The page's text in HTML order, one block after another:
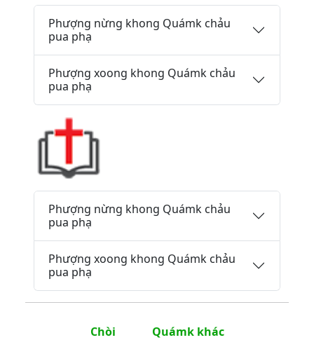
Phượng nừng khong Quámk chảu
pua phạ
Phượng xoong khong Quámk chảu
pua phạ
Phượng nừng khong Quámk chảu
pua phạ
Phượng xoong khong Quámk chảu
pua phạ
Chòi Quámk khác